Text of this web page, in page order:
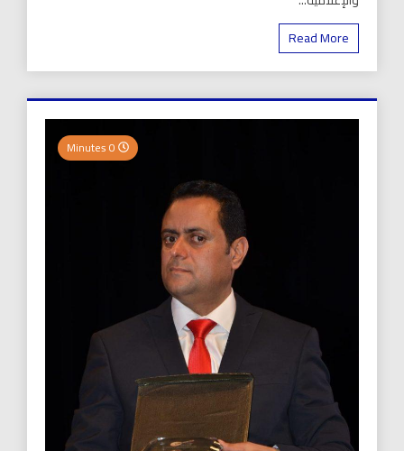
Read More